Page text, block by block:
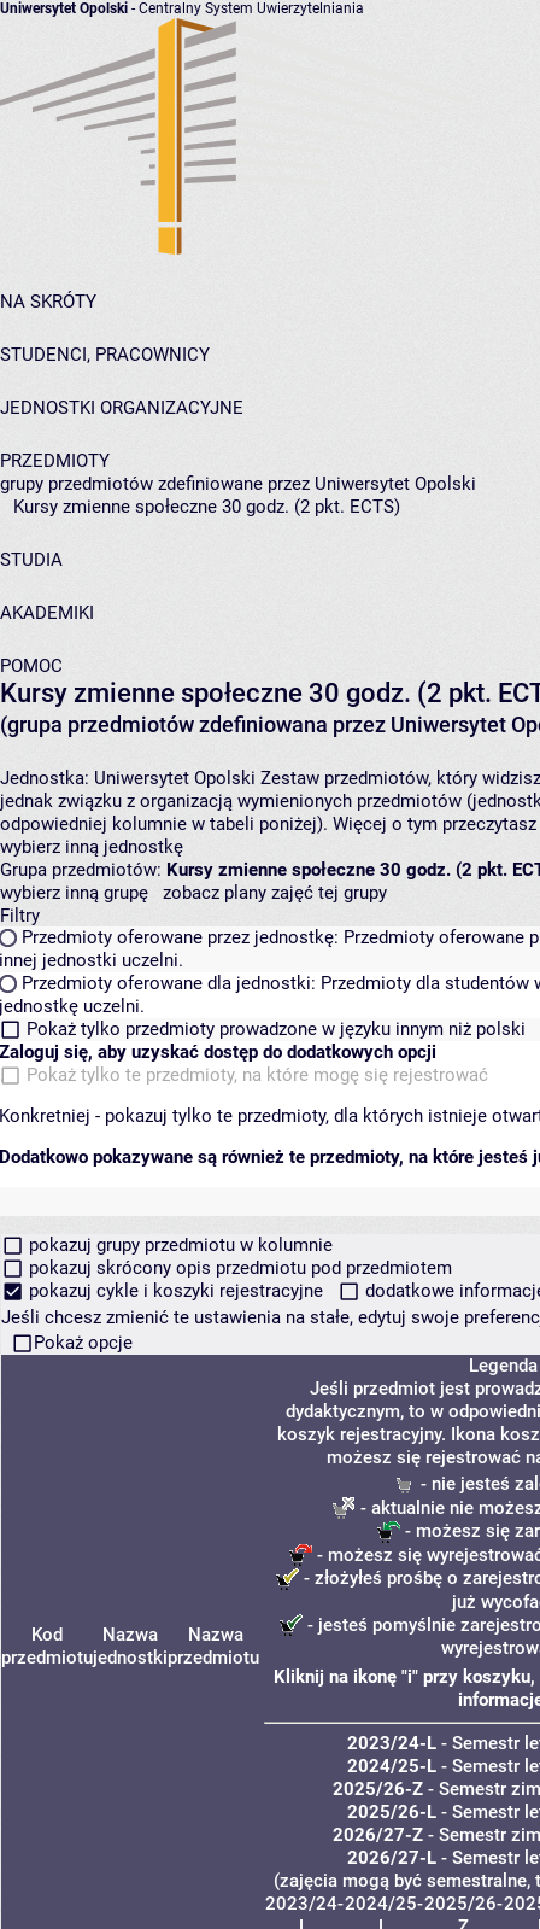
Uniwersytet Opolski - Centralny System Uwierzytelniania
NA SKRÓTY
STUDENCI, PRACOWNICY
JEDNOSTKI ORGANIZACYJNE
PRZEDMIOTY
grupy przedmiotów zdefiniowane przez Uniwersytet Opolski
Kursy zmienne społeczne 30 godz. (2 pkt. ECTS)
STUDIA
AKADEMIKI
POMOC
Kursy zmienne społeczne 30 godz. (2 pkt.
(grupa przedmiotów zdefiniowana przez Uniwersytet
Jednostka: Uniwersytet Opolski Zestaw przedmiotów, który
jednak związku z organizacją wymienionych przedmiotów
odpowiedniej kolumnie w tabeli poniżej). Więcej o tym
wybierz inną jednostkę
Grupa przedmiotów: Kursy zmienne społeczne 30 godz. (2 pkt.
wybierz inną grupę
zobacz plany zajęć tej grupy
Filtry
Przedmioty oferowane przez jednostkę: Przedmioty oferowane
innej jednostki uczelni.
Przedmioty oferowane dla jednostki: Przedmioty dla studentów
jednostkę uczelni.
Pokaż tylko przedmioty prowadzone w języku innym niż polski
Zaloguj się, aby uzyskać dostęp do dodatkowych opcji
Pokaż tylko te przedmioty, na które mogę się rejestrować
Konkretniej - pokazuj tylko te przedmioty, dla których istnieje
Dodatkowo pokazywane są również te przedmioty, na które jesteś
pokazuj grupy przedmiotu w kolumnie
pokazuj skrócony opis przedmiotu pod przedmiotem
pokazuj cykle i koszyki rejestracyjne
dodatkowe
Jeśli chcesz zmienić te ustawienia na stałe, edytuj swoje
Pokaż opcje
Kod
przedmiotu
Nazwa
jednostki
Nazwa
przedmiotu
Legenda
Jeśli przedmiot jest
dydaktycznym, to w
koszyk rejestracyjny. Ikona
możesz się rejestrować
- nie jesteś
- aktualnie nie
- możesz się
- możesz się
- złożyłeś prośbę o
już
- jesteś pomyślnie
Kliknij na ikonę "i" przy
2023/24-L - Semestr
2024/25-L - Semestr
2025/26-Z - Semestr
2025/26-L - Semestr
2026/27-Z - Semestr
2026/27-L - Semestr
(zajęcia mogą być semestralne,
2023/24-2024/25-2025/26-